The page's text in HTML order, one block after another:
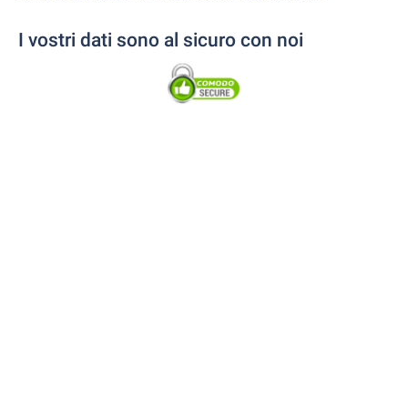
I vostri dati sono al sicuro con noi